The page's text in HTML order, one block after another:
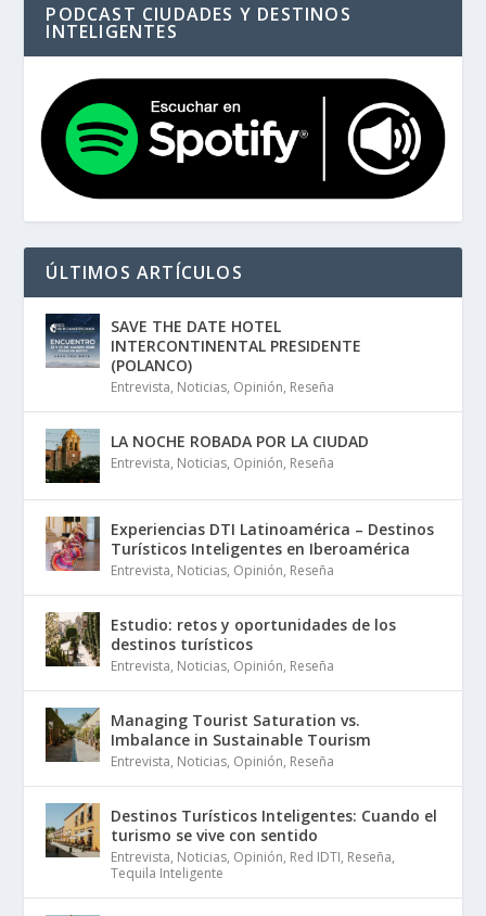
PODCAST CIUDADES Y DESTINOS
INTELIGENTES
ÚLTIMOS ARTÍCULOS
SAVE THE DATE HOTEL
INTERCONTINENTAL PRESIDENTE
(POLANCO)
Entrevista, Noticias, Opinión, Reseña
LA NOCHE ROBADA POR LA CIUDAD
Entrevista, Noticias, Opinión, Reseña
Experiencias DTI Latinoamérica – Destinos
Turísticos Inteligentes en Iberoamérica
Entrevista, Noticias, Opinión, Reseña
Estudio: retos y oportunidades de los
destinos turísticos
Entrevista, Noticias, Opinión, Reseña
Managing Tourist Saturation vs.
Imbalance in Sustainable Tourism
Entrevista, Noticias, Opinión, Reseña
Destinos Turísticos Inteligentes: Cuando el
turismo se vive con sentido
Entrevista, Noticias, Opinión, Red IDTI, Reseña,
Tequila Inteligente